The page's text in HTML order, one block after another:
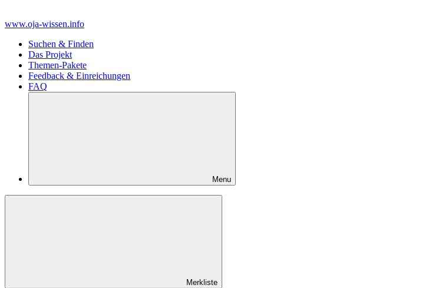
www.oja-wissen.info
Suchen & Finden
Das Projekt
Themen-Pakete
Feedback & Einreichungen
FAQ
Menu
Merkliste